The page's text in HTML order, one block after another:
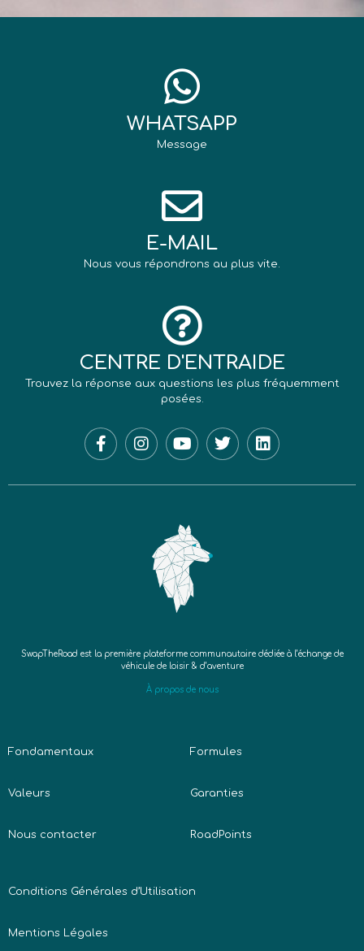
WHATSAPP
Message
E-MAIL
Nous vous répondrons au plus vite.
CENTRE D'ENTRAIDE
Trouvez la réponse aux questions les plus fréquemment
posées.
SwapTheRoad est la première plateforme communautaire dédiée à l’échange de
véhicule de loisir & d’aventure
À propos de nous
Fondamentaux
Valeurs
Nous contacter
Formules
Garanties
RoadPoints
Conditions Générales d’Utilisation
Mentions Légales